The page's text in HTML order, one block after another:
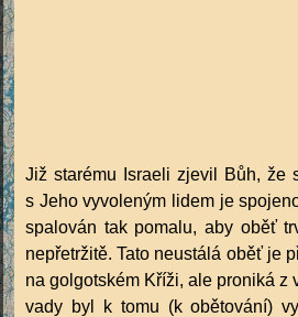
Již starému Israeli zjevil Bůh, že
s Jeho vyvoleným lidem je
spalován tak pomalu, aby oběť
nepřetržitě. Tato neustálá oběť je
na golgotském Kříži, ale proniká z
vady byl k tomu (k obětování)